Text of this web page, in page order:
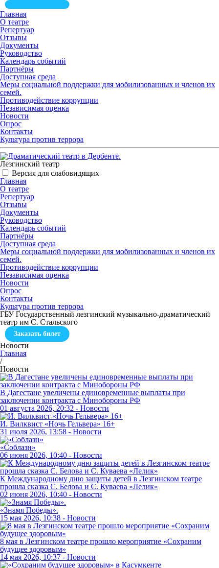
Главная
О театре
Репертуар
Отзывы
Документы
Руководство
Календарь событий
Партнёры
Доступная среда
Меры социальной поддержки для мобилизованных и членов их
семей.
Противодействие коррупции
Независимая оценка
Новости
Опрос
Контакты
Культура против террора
Лезгинский театр
Версия для слабовидящих
Главная
О театре
Репертуар
Отзывы
Документы
Руководство
Календарь событий
Партнёры
Доступная среда
Меры социальной поддержки для мобилизованных и членов их
семей.
Противодействие коррупции
Независимая оценка
Новости
Опрос
Контакты
Культура против террора
ГБУ Государственный лезгинский музыкально-драматический
театр им С. Стальского
Заказать билет
Новости
Главная
/
Новости
В Дагестане увеличены единовременные выплаты при
заключении контракта с Минобороны РФ
01 августа 2026, 20:32 - Новости
И. Вилквист «Ночь Гельвера» 16+
31 июля 2026, 13:58 - Новости
«Соблазн»
06 июня 2026, 10:40 - Новости
К Международному дню защиты детей в Лезгинском театре
прошла сказка С. Белова и С. Куваева «Лелик»
02 июня 2026, 10:40 - Новости
«Знамя Победы».
15 мая 2026, 10:38 - Новости
8 мая в Лезгинском театре прошло мероприятие «Сохраним
будущее здоровым»
14 мая 2026, 10:37 - Новости